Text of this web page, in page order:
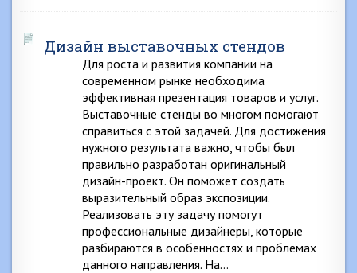
Дизайн выставочных стендов
Для роста и развития компании на
современном рынке необходима
эффективная презентация товаров и услуг.
Выставочные стенды во многом помогают
справиться с этой задачей. Для достижения
нужного результата важно, чтобы был
правильно разработан оригинальный
дизайн-проект. Он поможет создать
выразительный образ экспозиции.
Реализовать эту задачу помогут
профессиональные дизайнеры, которые
разбираются в особенностях и проблемах
данного направления. На…